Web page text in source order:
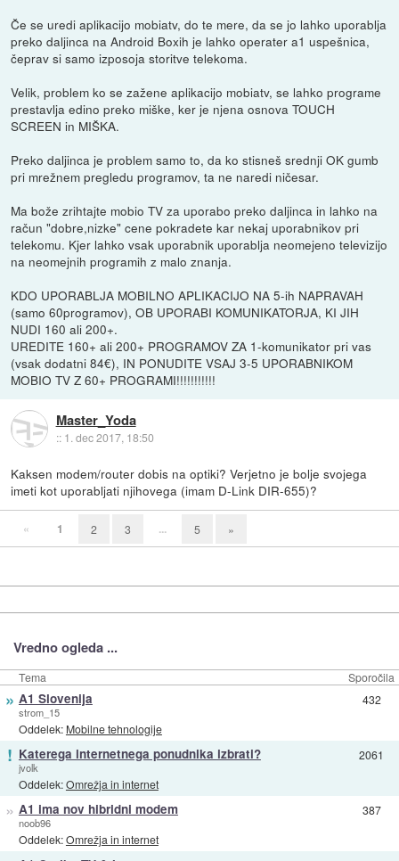
Če se uredi aplikacijo mobiatv, do te mere, da se jo lahko uporablja
preko daljinca na Android Boxih je lahko operater a1 uspešnica,
čeprav si samo izposoja storitve telekoma.
Velik, problem ko se zažene aplikacijo mobiatv, se lahko programe
prestavlja edino preko miške, ker je njena osnova TOUCH
SCREEN in MIŠKA.
Preko daljinca je problem samo to, da ko stisneš srednji OK gumb
pri mrežnem pregledu programov, ta ne naredi ničesar.
Ma bože zrihtajte mobio TV za uporabo preko daljinca in lahko na
račun "dobre,nizke" cene pokradete kar nekaj uporabnikov pri
telekomu. Kjer lahko vsak uporabnik uporablja neomejeno televizijo
na neomejnih programih z malo znanja.
KDO UPORABLJA MOBILNO APLIKACIJO NA 5-ih NAPRAVAH
(samo 60programov), OB UPORABI KOMUNIKATORJA, KI JIH
NUDI 160 ali 200+.
UREDITE 160+ ali 200+ PROGRAMOV ZA 1-komunikator pri vas
(vsak dodatni 84€), IN PONUDITE VSAJ 3-5 UPORABNIKOM
MOBIO TV Z 60+ PROGRAMI!!!!!!!!!!!
Master_Yoda
:: 1. dec 2017, 18:50
Kaksen modem/router dobis na optiki? Verjetno je bolje svojega
imeti kot uporabljati njihovega (imam D-Link DIR-655)?
« 1 2 3 ... 5 »
Vredno ogleda ...
Tema Sporočila
» A1 Slovenija
strom_15
Oddelek: Mobilne tehnologije
432
! Katerega internetnega ponudnika izbrati?
jvolk
Oddelek:Omrežja in internet
2061
» A1 ima nov hibridni modem
noob96
Oddelek:Omrežja in internet
387